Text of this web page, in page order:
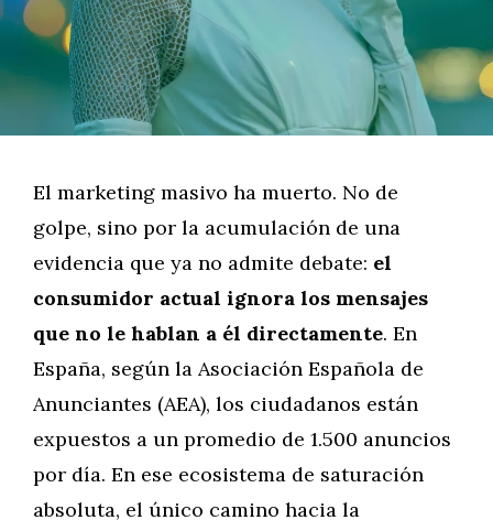
El marketing masivo ha muerto. No de
golpe, sino por la acumulación de una
evidencia que ya no admite debate: el
consumidor actual ignora los mensajes
que no le hablan a él directamente. En
España, según la Asociación Española de
Anunciantes (AEA), los ciudadanos están
expuestos a un promedio de 1.500 anuncios
por día. En ese ecosistema de saturación
absoluta, el único camino hacia la